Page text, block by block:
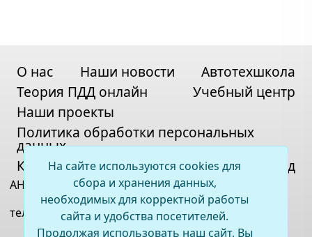
О нас Наши новости
Автотехшкола
Теория ПДД онлайн
Учебный центр
Наши проекты
Политика обработки персональных
данных
Контакты
Карта сайта Вход
АНО ДПО «ВСОЦ»
телефон:+7(395)2 67-11-33
На сайте используются cookies для
сбора и хранения данных,
необходимых для корректной работы
сайта и удобства посетителей.
Продолжая использовать наш сайт, Вы